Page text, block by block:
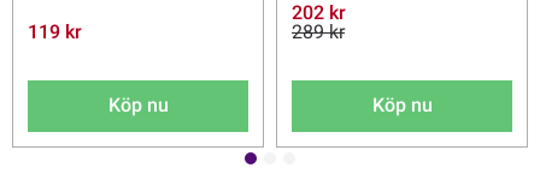
119 kr
Köp nu
202 kr
289 kr
Köp nu